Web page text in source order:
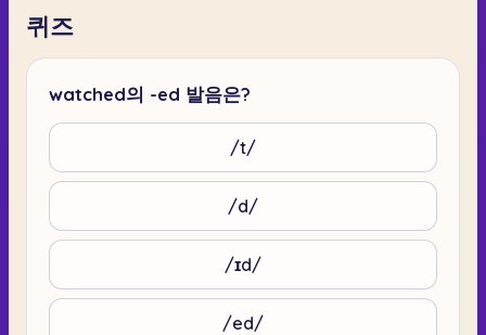
퀴즈
watched의 -ed 발음은?
/t/
/d/
/ɪd/
/ed/